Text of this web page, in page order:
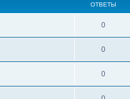
ОТВЕТЫ
0
0
0